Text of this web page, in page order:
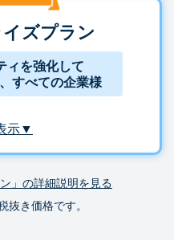
ズプラン
ィを強化して
すべての企業様
示▼
」の詳細説明を見る
抜き価格です。